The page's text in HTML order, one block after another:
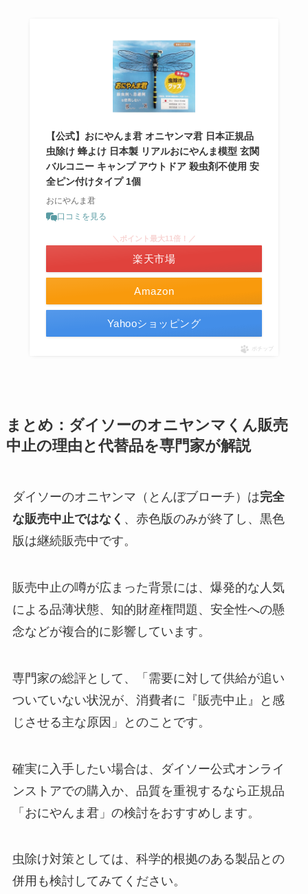
【公式】おにやんま君 オニヤンマ君 日本正規品
虫除け 蜂よけ 日本製 リアルおにやんま模型 玄関
バルコニー キャンプ アウトドア 殺虫剤不使用 安
全ピン付けタイプ 1個
おにやんま君
口コミを見る
Amazon
＼ポイント最大11倍！／
楽天市場
Yahooショッピング
ポチップ
まとめ：ダイソーのオニヤンマくん販売
中止の理由と代替品を専門家が解説
ダイソーのオニヤンマ（とんぼブローチ）は完全
な販売中止ではなく 、赤色版のみが終了し、黒色
版は継続販売中です。
販売中止の噂が広まった背景には、爆発的な人気
による品薄状態、知的財産権問題、安全性への懸
念などが複合的に影響しています。
専門家の総評として、「需要に対して供給が追い
ついていない状況が、消費者に『販売中止』と感
じさせる主な原因」とのことです。
確実に入手したい場合は、ダイソー公式オンライ
ンストアでの購入か、品質を重視するなら正規品
「おにやんま君」の検討をおすすめします。
虫除け対策としては、科学的根拠のある製品との
併用も検討してみてください。